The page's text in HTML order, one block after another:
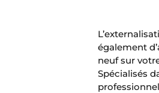
également
neuf sur
Spécialisés